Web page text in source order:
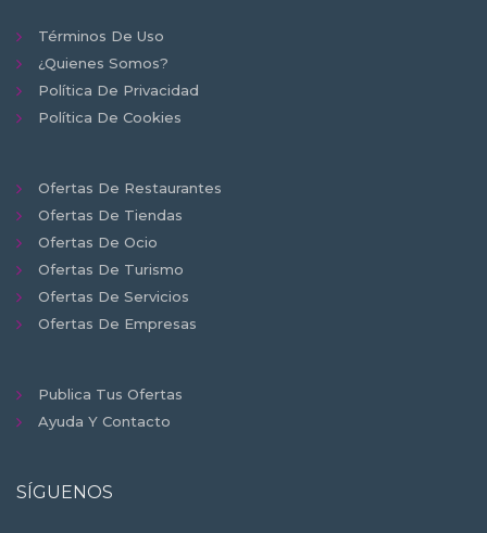
Términos De Uso
¿Quienes Somos?
Política De Privacidad
Política De Cookies
Ofertas De Restaurantes
Ofertas De Tiendas
Ofertas De Ocio
Ofertas De Turismo
Ofertas De Servicios
Ofertas De Empresas
Publica Tus Ofertas
Ayuda Y Contacto
SÍGUENOS